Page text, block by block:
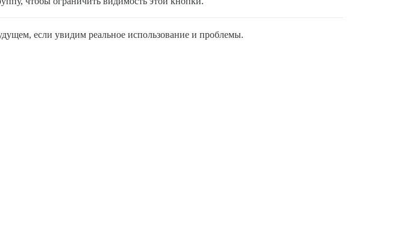
если увидим реальное использование и проблемы.